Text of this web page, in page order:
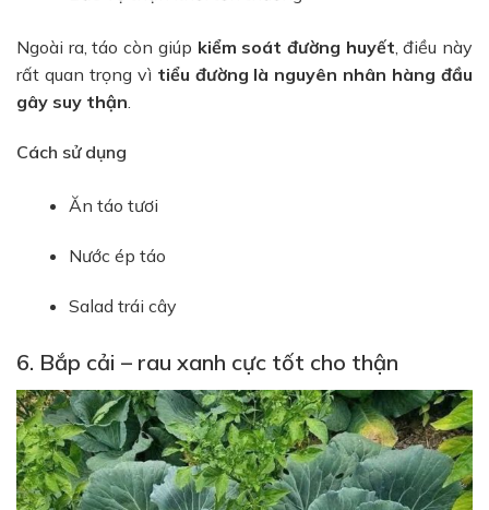
Ngoài ra, táo còn giúp kiểm soát đường huyết, điều này
rất quan trọng vì tiểu đường là nguyên nhân hàng đầu
gây suy thận.
Cách sử dụng
Ăn táo tươi
Nước ép táo
Salad trái cây
6. Bắp cải – rau xanh cực tốt cho thận